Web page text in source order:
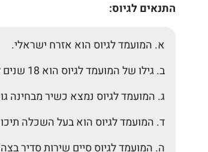
התנאים לגיוס:
א. המועמד לגיוס הוא אזרח ישראלי.
ב. גילו של המועמד לגיוס הוא 18 שנים לפחות.
ג. המועמד לגיוס נמצא כשיר
ד. המועמד לגיוס הוא בעל השכלה